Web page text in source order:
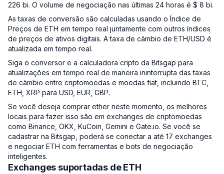
226 bi. O volume de negociação nas últimas 24 horas é $ 8 bi.
As taxas de conversão são calculadas usando o Índice de
Preços de ETH em tempo real juntamente com outros índices
de preços de ativos digitais. A taxa de câmbio de ETH/USD é
atualizada em tempo real.
Siga o conversor e a calculadora cripto da Bitsgap para
atualizações em tempo real de maneira ininterrupta das taxas
de câmbio entre criptomoedas e moedas fiat, incluindo BTC,
ETH, XRP para USD, EUR, GBP.
Se você deseja comprar ether neste momento, os melhores
locais para fazer isso são em exchanges de criptomoedas
como Binance, OKX, KuCoin, Gemini e Gate.io. Se você se
cadastrar na Bitsgap, poderá se conectar a até 17 exchanges
e negociar ETH com ferramentas e bots de negociação
inteligentes.
Exchanges suportadas de ETH